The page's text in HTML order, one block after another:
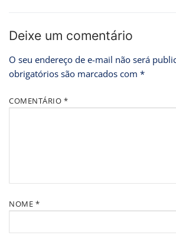
Deixe um comentário
O seu endereço de e-mail não será
obrigatórios são marcados com *
COMENTÁRIO *
NOME *